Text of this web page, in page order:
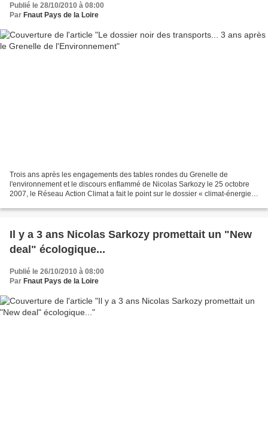
Publié le 28/10/2010 à 08:00
Par Fnaut Pays de la Loire
Trois ans après les engagements des tables rondes du Grenelle de
l'environnement et le discours enflammé de Nicolas Sarkozy le 25 octobre
2007, le Réseau Action Climat a fait le point sur le dossier « climat-énergie
Il y a 3 ans Nicolas Sarkozy promettait un "New
deal" écologique...
Publié le 26/10/2010 à 08:00
Par Fnaut Pays de la Loire